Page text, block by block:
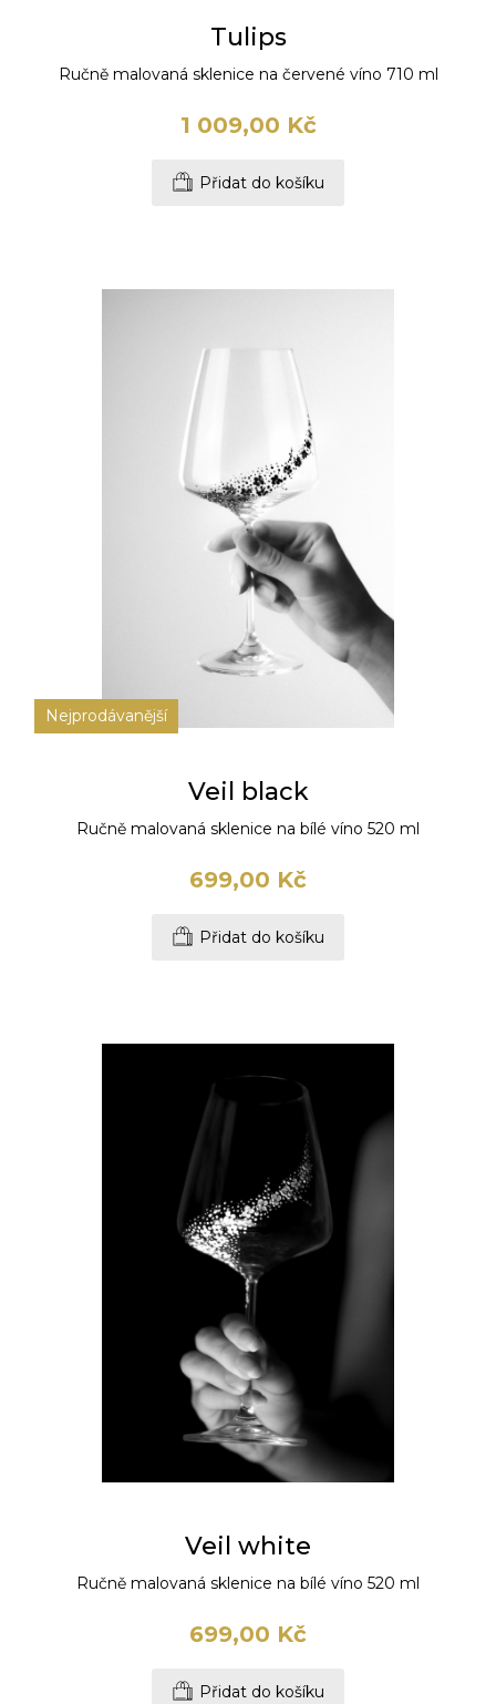
Tulips
Ručně malovaná sklenice na červené víno 710 ml
1 009,00 Kč
Přidat do košíku
Nejprodávanější
Veil black
Ručně malovaná sklenice na bílé víno 520 ml
699,00 Kč
Přidat do košíku
Veil white
Ručně malovaná sklenice na bílé víno 520 ml
699,00 Kč
Přidat do košíku